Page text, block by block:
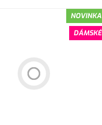
NOVINKA
DÁMSKÉ